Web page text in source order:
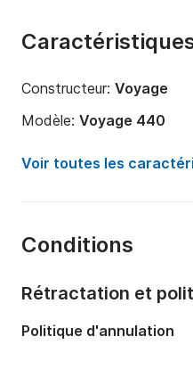
Constructeur: Voyage
Modèle: Voyage 440
Année:
2005 (Rénové
Nombre de couchages:
Nombre de salles de
Voir toutes les
Conditions
Rétractation et
Politique d'annulation